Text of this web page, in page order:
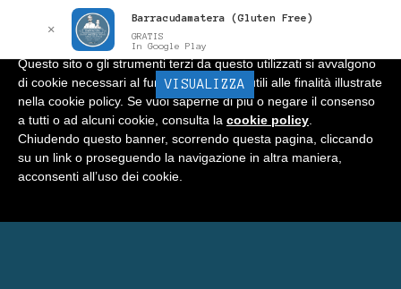
BARRACUDA Menu
Home
Negozio
✕
Barracudamatera (Gluten Free)
GRATIS
In Google Play
VISUALIZZA
Informativa
Questo sito o gli strumenti terzi da questo utilizzati si avvalgono
di cookie necessari al funzionamento ed utili alle finalità illustrate
nella cookie policy. Se vuoi saperne di più o negare il consenso
a tutti o ad alcuni cookie, consulta la cookie policy
Chiudendo questo banner, scorrendo questa pagina, cliccando
su un link o proseguendo la navigazione in altra maniera,
acconsenti all’uso dei cookie.